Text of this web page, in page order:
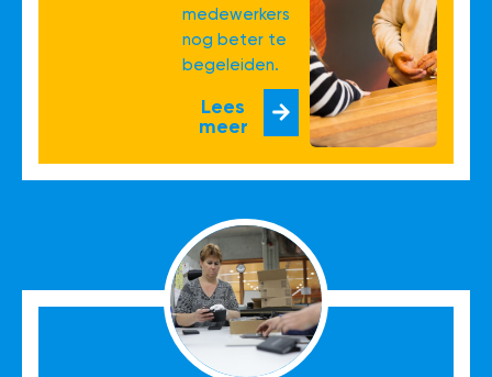
medewerkers
nog beter te
begeleiden.
Lees
meer